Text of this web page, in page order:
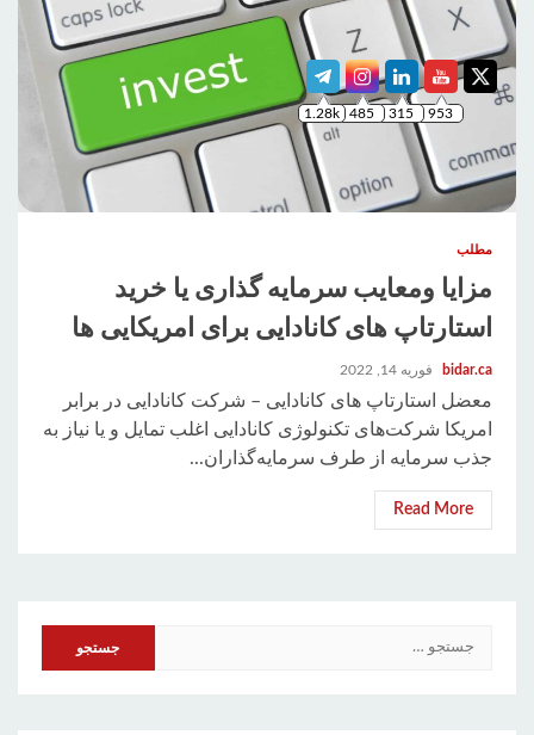
مطلب
مزایا ومعایب سرمایه گذاری یا خرید
استارتاپ های کانادایی برای امریکایی ها
bidar.ca فوریه 14, 2022
معضل استارتاپ های کانادایی – شرکت کانادایی در برابر
امریکا شرکت‌های تکنولوژی کانادایی اغلب تمایل و یا نیاز به
جذب سرمایه از طرف سرمایه‌گذاران...
Read More